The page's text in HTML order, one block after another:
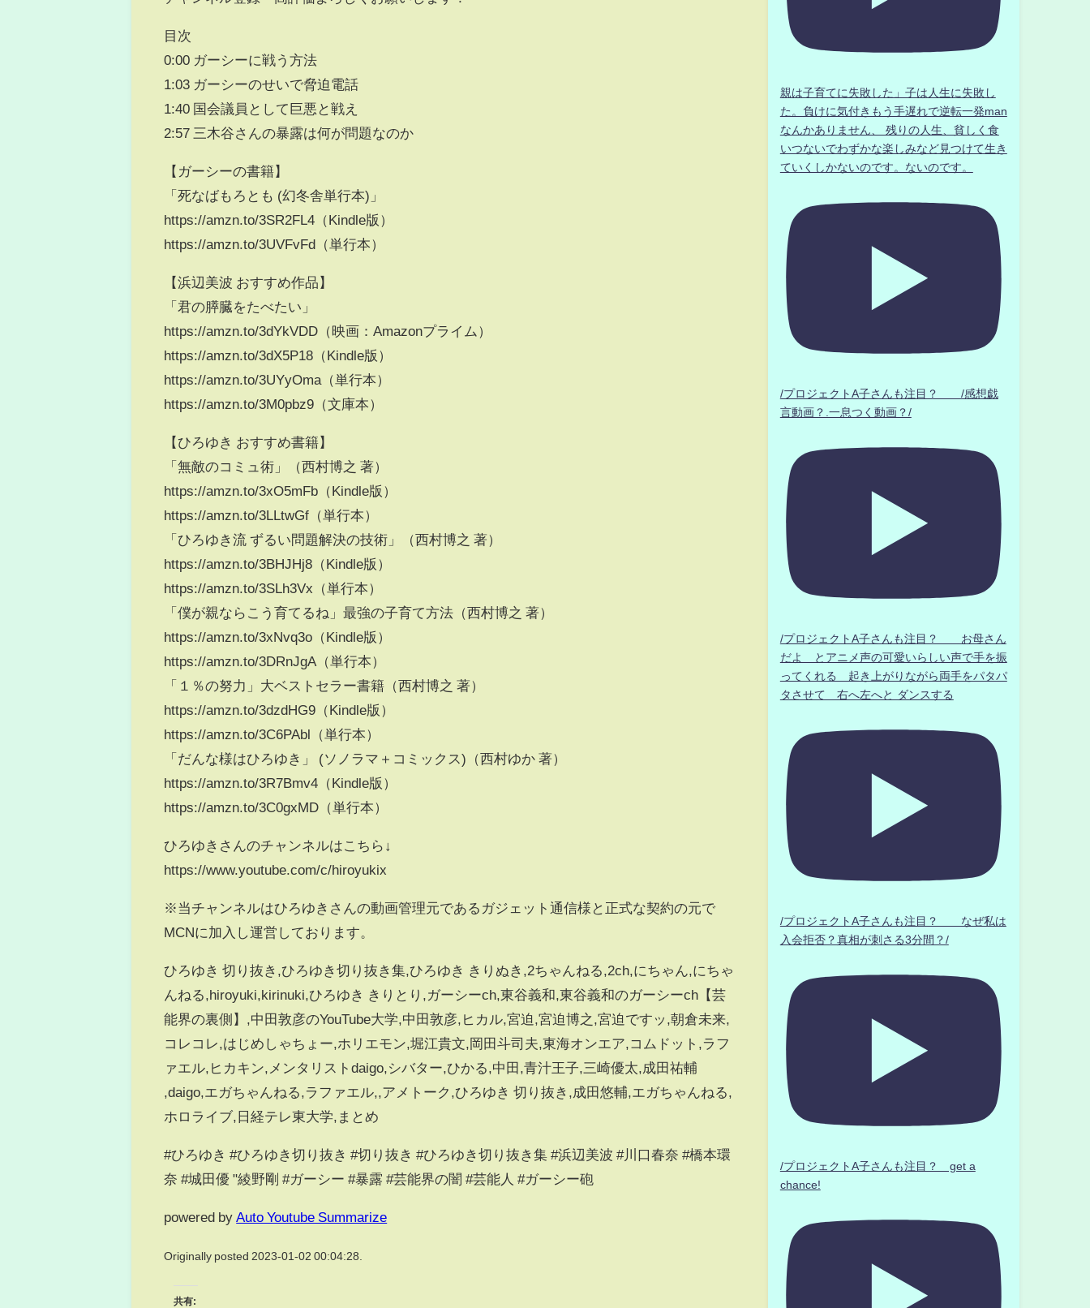
目次
0:00 ガーシーに戦う方法
1:03 ガーシーのせいで脅迫電話
1:40 国会議員として巨悪と戦え
2:57 三木谷さんの暴露は何が問題なのか
【ガーシーの書籍】
「死なばもろとも (幻冬舎単行本)」
https://amzn.to/3SR2FL4（Kindle版）
https://amzn.to/3UVFvFd（単行本）
【浜辺美波 おすすめ作品】
「君の膵臓をたべたい」
https://amzn.to/3dYkVDD（映画：Amazonプライム）
https://amzn.to/3dX5P18（Kindle版）
https://amzn.to/3UYyOma（単行本）
https://amzn.to/3M0pbz9（文庫本）
【ひろゆき おすすめ書籍】
「無敵のコミュ術」（西村博之 著）
https://amzn.to/3xO5mFb（Kindle版）
https://amzn.to/3LLtwGf（単行本）
「ひろゆき流 ずるい問題解決の技術」（西村博之 著）
https://amzn.to/3BHJHj8（Kindle版）
https://amzn.to/3SLh3Vx（単行本）
「僕が親ならこう育てるね」最強の子育て方法（西村博之 著）
https://amzn.to/3xNvq3o（Kindle版）
https://amzn.to/3DRnJgA（単行本）
「１％の努力」大ベストセラー書籍（西村博之 著）
https://amzn.to/3dzdHG9（Kindle版）
https://amzn.to/3C6PAbl（単行本）
「だんな様はひろゆき」 (ソノラマ＋コミックス)（西村ゆか 著）
https://amzn.to/3R7Bmv4（Kindle版）
https://amzn.to/3C0gxMD（単行本）
ひろゆきさんのチャンネルはこちら↓
https://www.youtube.com/c/hiroyukix
※当チャンネルはひろゆきさんの動画管理元であるガジェット通信様と正式な契約の元で
MCNに加入し運営しております。
ひろゆき 切り抜き,ひろゆき切り抜き集,ひろゆき きりぬき,2ちゃんねる,2ch,にちゃん,にちゃ
んねる,hiroyuki,kirinuki,ひろゆき きりとり,ガーシーch,東谷義和,東谷義和のガーシーch【芸
能界の裏側】,中田敦彦のYouTube大学,中田敦彦,ヒカル,宮迫,宮迫博之,宮迫ですッ,朝倉未来,
コレコレ,はじめしゃちょー,ホリエモン,堀江貴文,岡田斗司夫,東海オンエア,コムドット,ラフ
ァエル,ヒカキン,メンタリストdaigo,シバター,ひかる,中田,青汁王子,三崎優太,成田祐輔
,daigo,エガちゃんねる,ラファエル,,アメトーク,ひろゆき 切り抜き,成田悠輔,エガちゃんねる,
ホロライブ,日経テレ東大学,まとめ
#ひろゆき #ひろゆき切り抜き #切り抜き #ひろゆき切り抜き集 #浜辺美波 #川口春奈 #橋本環
奈 #城田優 "綾野剛 #ガーシー #暴露 #芸能界の闇 #芸能人 #ガーシー砲
powered by Auto Youtube Summarize
Originally posted 2023-01-02 00:04:28.
共有:
親は子育てに失敗した」子は人生に失敗し
た。負けに気付きもう手遅れで逆転一発man
なんかありません、 残りの人生、貧しく食
いつないでわずかな楽しみなど見つけて生き
ていくしかないのです。ないのです。
/プロジェクトA子さんも注目？ /感想戯
言動画？.一息つく動画？/
/プロジェクトA子さんも注目？ お母さん
だよ とアニメ声の可愛いらしい声で手を振
ってくれる 起き上がりながら両手をパタパ
タさせて 右へ左へと ダンスする
/プロジェクトA子さんも注目？ なぜ私は
入会拒否？真相が刺さる3分間？/
/プロジェクトA子さんも注目？ get a
chance!